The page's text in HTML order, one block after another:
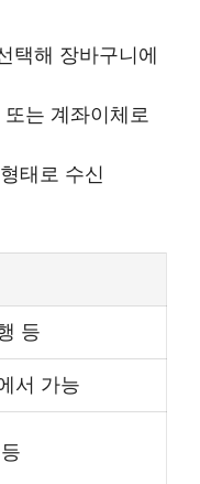
택해 장바구니에
는 계좌이체로
태로 수신
등
서 가능